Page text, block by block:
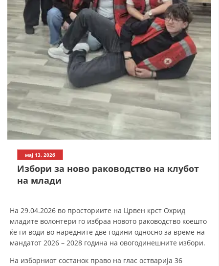
СТАТУТ НА ЦКРМ
ОРГАНИЗАЦИЈА И РАЗВОЈ
РАКОВОДЕН ОДБОР
СОБРАНИЕ
СТРУКТУРА И ОРГАНИЗАЦИОНА ПОСТАВЕНОСТ
MЕЃУНАРОДНО ХУМАНИТАРНО ПРАВО
СОЦИЈАЛНО ХУМАНИТАРНА ДЕЈНОСТ
ПОДГОТВЕНОСТ И ДЕЈСТВО ПРИ КАТАСТРОФИ
мај 13, 2026
Избори за ново раководство на клубот
на млади
На 29.04.2026 во просториите на Црвен крст Охрид
младите волонтери го избраа новото раководство коешто
ќе ги води во наредните две години односно за време на
мандатот 2026 – 2028 година на овогодинешните избори.
На изборниот состанок право на глас остварија 36